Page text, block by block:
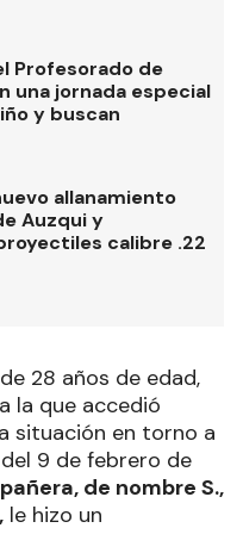
Profesorado de
una jornada especial
y buscan
allanamiento
Auzqui y
calibre .22
28 años de edad,
la que accedió
situación en torno a
9 de febrero de
de nombre S.,
le hizo un